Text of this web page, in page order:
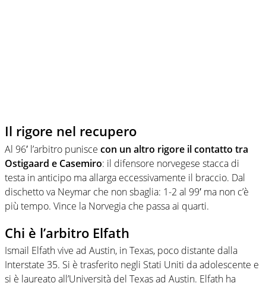
Il rigore nel recupero
Al 96′ l’arbitro punisce con un altro rigore il contatto tra
Ostigaard e Casemiro: il difensore norvegese stacca di
testa in anticipo ma allarga eccessivamente il braccio. Dal
dischetto va Neymar che non sbaglia: 1-2 al 99′ ma non c’è
più tempo. Vince la Norvegia che passa ai quarti.
Chi è l’arbitro Elfath
Ismail Elfath vive ad Austin, in Texas, poco distante dalla
Interstate 35. Si è trasferito negli Stati Uniti da adolescente e
si è laureato all’Università del Texas ad Austin. Elfath ha